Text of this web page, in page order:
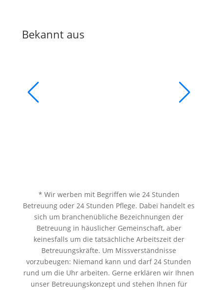
Bekannt aus
* Wir werben mit Begriffen wie 24 Stunden
Betreuung oder 24 Stunden Pflege. Dabei handelt es
sich um branchenübliche Bezeichnungen der
Betreuung in häuslicher Gemeinschaft, aber
keinesfalls um die tatsächliche Arbeitszeit der
Betreuungskräfte. Um Missverständnisse
vorzubeugen: Niemand kann und darf 24 Stunden
rund um die Uhr arbeiten. Gerne erklären wir Ihnen
unser Betreuungskonzept und stehen Ihnen für